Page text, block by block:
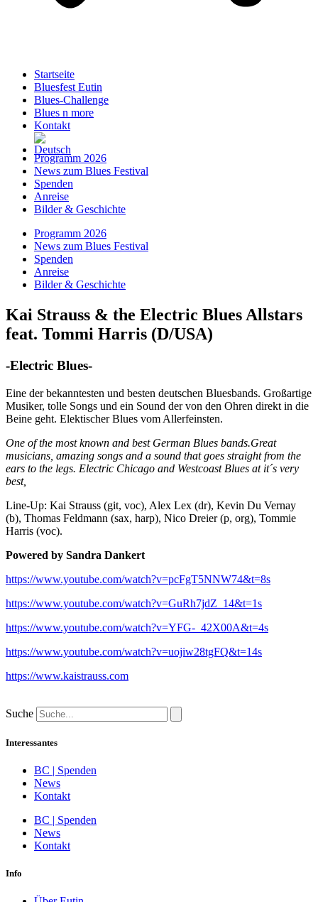
Startseite
Bluesfest Eutin
Blues-Challenge
Blues n more
Kontakt
Programm 2026
News zum Blues Festival
Spenden
Anreise
Bilder & Geschichte
Programm 2026
News zum Blues Festival
Spenden
Anreise
Bilder & Geschichte
Kai Strauss & the Electric Blues Allstars
feat. Tommi Harris (D/USA)
-Electric Blues-
Eine der bekanntesten und besten deutschen Bluesbands. Großartige
Musiker, tolle Songs und ein Sound der von den Ohren direkt in die
Beine geht. Elektischer Blues vom Allerfeinsten.
One of the most known and best German Blues bands.Great
musicians, amazing songs and a sound that goes straight from the
ears to the legs. Electric Chicago and Westcoast Blues at it´s very
best,
Line-Up: Kai Strauss (git, voc), Alex Lex (dr), Kevin Du Vernay
(b), Thomas Feldmann (sax, harp), Nico Dreier (p, org), Tommie
Harris (voc).
Powered by Sandra Dankert
https://www.youtube.com/watch?v=pcFgT5NNW74&t=8s
https://www.youtube.com/watch?v=GuRh7jdZ_14&t=1s
https://www.youtube.com/watch?v=YFG-_42X00A&t=4s
https://www.youtube.com/watch?v=uojiw28tgFQ&t=14s
https://www.kaistrauss.com
Suche
Interessantes
BC | Spenden
News
Kontakt
BC | Spenden
News
Kontakt
Info